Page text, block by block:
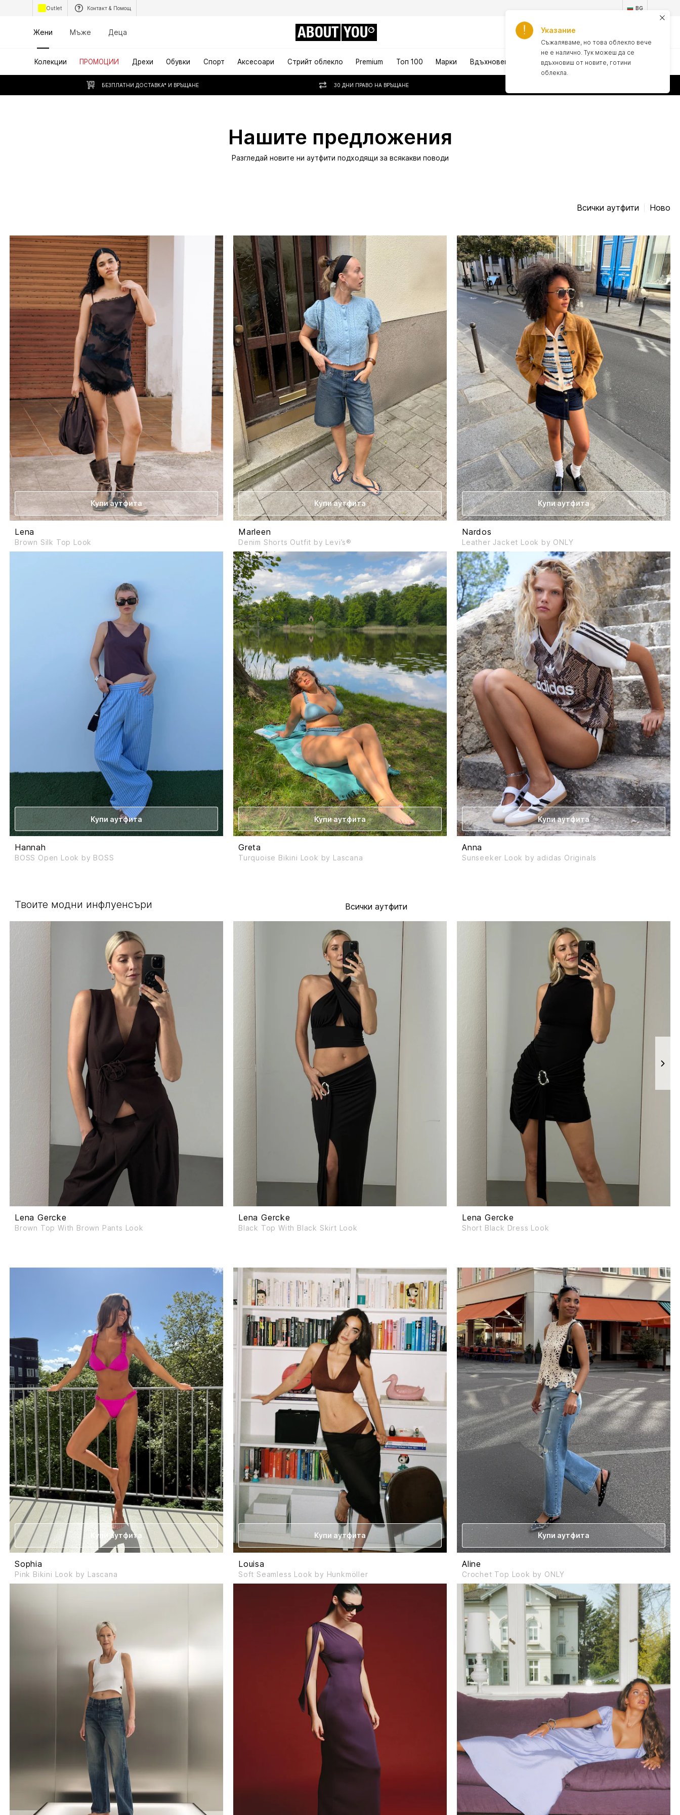
Outlet Контакт & Помощ BG
Жени Мъже Деца ABOUT YOU
Колекции ПРОМОЦИИ Дрехи Обувки Спорт Аксесоари Стрийт облекло Premium Топ 100 Марки Вдъхновение
БЕЗПЛАТНИ ДОСТАВКА* И ВРЪЩАНЕ 30 ДНИ ПРАВО НА ВРЪЩАНЕ
Нашите предложения
Разгледай новите ни аутфити подходящи за всякакви поводи
Всички аутфити Ново
Купи аутфита
Lena
Brown Silk Top Look
Купи аутфита
Marleen
Denim Shorts Outfit by Levi’s®
Купи аутфита
Nardos
Leather Jacket Look by ONLY
Купи аутфита
Hannah
BOSS Open Look by BOSS
Купи аутфита
Greta
Turquoise Bikini Look by Lascana
Купи аутфита
Anna
Sunseeker Look by adidas Originals
Твоите модни инфлуенсъри Всички аутфити
Lena Gercke
Brown Top With Brown Pants Look
Lena Gercke
Black Top With Black Skirt Look
Lena Gercke
Short Black Dress Look
Купи аутфита
Sophia
Pink Bikini Look by Lascana
Купи аутфита
Louisa
Soft Seamless Look by Hunkmöller
Купи аутфита
Aline
Crochet Top Look by ONLY
Указание
Съжаляваме, но това облекло вече
не е налично. Тук можеш да се
вдъхновиш от новите, готини
облекла.